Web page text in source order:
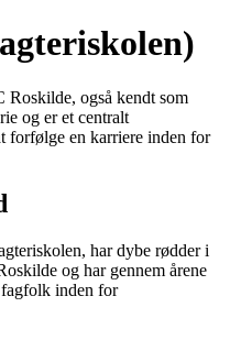
også kendt som
og er et centralt
forfølge en karriere inden for
har dybe rødder i
og har gennem årene
inden for